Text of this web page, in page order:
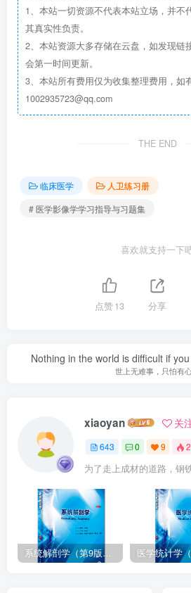
1、本站一切资源不代表本站立场，并不
其真实性负责。
2、本站资源大多存储在云盘，如发现链
会第一时间更新。
3、本站所有费用仅为收集整理费用，如
1002935723@qq.com
THE END
临床医学
人卫练习册
# 医学影像学学习指导与习题集
喜欢就支持一下
点赞13 分享
Nothing in the world is difficult if
世上无难事，只怕有
xiaoyan 关
643 0 9
系统解剖学（第9版）丁文龙主编_人卫版教材.PDF电子书下载